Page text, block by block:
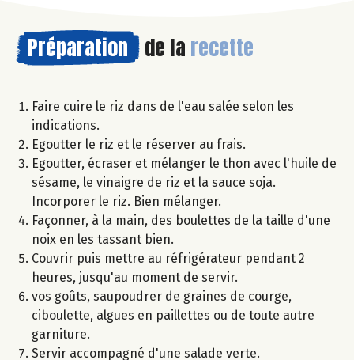
Préparation de la recette
Faire cuire le riz dans de l'eau salée selon les
indications.
Egoutter le riz et le réserver au frais.
Egoutter, écraser et mélanger le thon avec l'huile de
sésame, le vinaigre de riz et la sauce soja.
Incorporer le riz. Bien mélanger.
Façonner, à la main, des boulettes de la taille d'une
noix en les tassant bien.
Couvrir puis mettre au réfrigérateur pendant 2
heures, jusqu'au moment de servir.
vos goûts, saupoudrer de graines de courge,
ciboulette, algues en paillettes ou de toute autre
garniture.
Servir accompagné d'une salade verte.